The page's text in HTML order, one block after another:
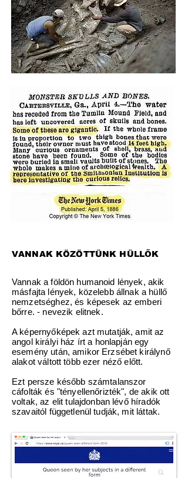
VANNAK KÖZÖTTÜNK HÜLLŐK
Vannak a földön humanoid lények, akik
másfajta lények, közelebb állnak a hüllő
nemzetséghez, és képesek az emberi
bőrre. - nevezik elitnek.
A képernyőképek azt mutatják, amit az
angol királyi ház írt a honlapján egy
esemény után, amikor Erzsébet királynő
alakot váltott több ezer néző előtt.
Ezt persze később számtalanszor
cáfolták és "tényellenőrizték", de akik ott
voltak, az elit tulajdonban lévő híradók
szavaitól függetlenül tudják, mit láttak.